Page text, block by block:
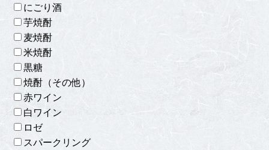
にごり酒
芋焼酎
麦焼酎
米焼酎
黒糖
焼酎（その他）
赤ワイン
白ワイン
ロゼ
スパークリング